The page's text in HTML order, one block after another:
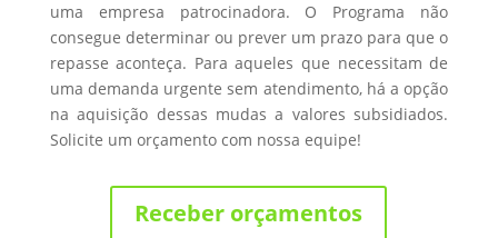
uma empresa patrocinadora. O Programa não
consegue determinar ou prever um prazo para que o
repasse aconteça. Para aqueles que necessitam de
uma demanda urgente sem atendimento, há a opção
na aquisição dessas mudas a valores subsidiados.
Solicite um orçamento com nossa equipe!
Receber orçamentos